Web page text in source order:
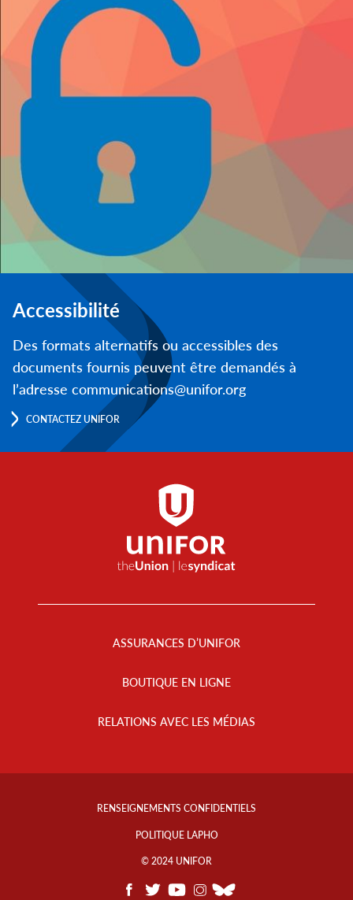
Accessibilité
Des formats alternatifs ou accessibles des
documents fournis peuvent être demandés à
l’adresse communications@unifor.org
CONTACTEZ UNIFOR
ASSURANCES D’UNIFOR
BOUTIQUE EN LIGNE
RELATIONS AVEC LES MÉDIAS
Footer
RENSEIGNEMENTS CONFIDENTIELS
POLITIQUE LAPHO
© 2024 UNIFOR